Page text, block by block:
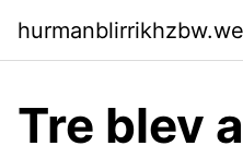
Tre blev